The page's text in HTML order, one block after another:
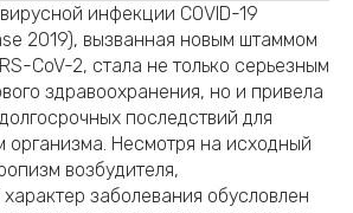
инфекции COVID-19
2019), вызванная новым штаммом
CoV-2, стала не только серьезным
здравоохранения, но и привела
последствий для
организма. Несмотря на исходный
возбудителя,
заболевания обусловлен